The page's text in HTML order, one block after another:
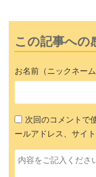
この記事への
お名前（ニックネーム
次回のコメントで
ールアドレス、サイト